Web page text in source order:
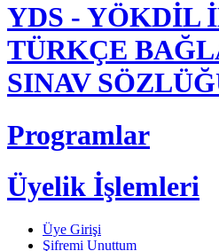
YDS - YÖKDİL
TÜRKÇE
SINAV
Programlar
Üyelik İşlemleri
Üye Girişi
Şifremi Unuttum